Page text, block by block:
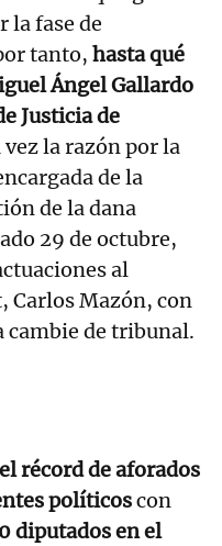
la fase de
tanto, hasta qué
Ángel Gallardo
Justicia de
vez la razón por la
de la
de la dana
29 de octubre,
al
Carlos Mazón, con
cambie de tribunal.
récord de aforados
políticoscon
diputados en el